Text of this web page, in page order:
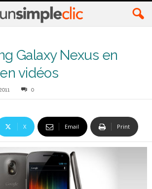
Galaxy Nexus en
vidéos
0
X Email Print